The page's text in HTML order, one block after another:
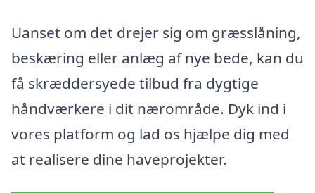
Uanset om det drejer sig om græsslåning,
beskæring eller anlæg af nye bede, kan du
få skræddersyede tilbud fra dygtige
håndværkere i dit nærområde. Dyk ind i
vores platform og lad os hjælpe dig med
at realisere dine haveprojekter.